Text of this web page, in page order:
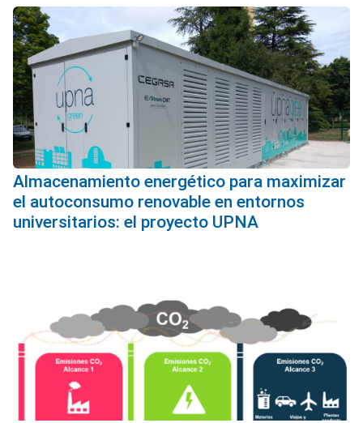
Almacenamiento energético para maximizar
el autoconsumo renovable en entornos
universitarios: el proyecto UPNA